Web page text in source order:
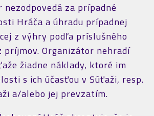
nezodpovedá za prípadné
Hráča a úhradu prípadnej
z výhry podľa príslušného
príjmov. Organizátor nehradí
žiadne náklady, ktoré im
s ich účasťou v Súťaži, resp.
a/alebo jej prevzatím.